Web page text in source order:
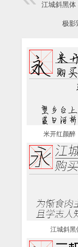
江城斜黑体
极影
米开红颜醉
江城斜黑